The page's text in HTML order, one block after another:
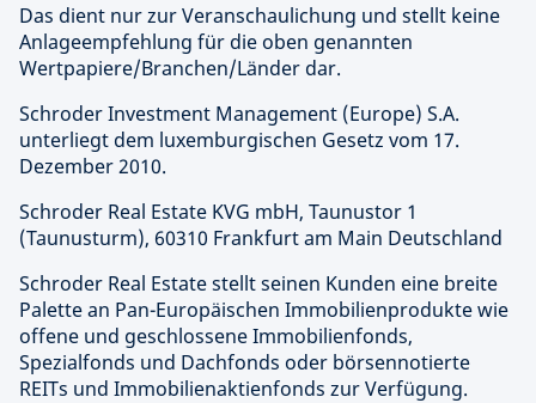
Das dient nur zur Veranschaulichung und stellt keine
Anlageempfehlung für die oben genannten
Wertpapiere/Branchen/Länder dar.
Schroder Investment Management (Europe) S.A.
unterliegt dem luxemburgischen Gesetz vom 17.
Dezember 2010.
Schroder Real Estate KVG mbH, Taunustor 1
(Taunusturm), 60310 Frankfurt am Main Deutschland
Schroder Real Estate stellt seinen Kunden eine breite
Palette an Pan-Europäischen Immobilienprodukte wie
offene und geschlossene Immobilienfonds,
Spezialfonds und Dachfonds oder börsennotierte
REITs und Immobilienaktienfonds zur Verfügung.